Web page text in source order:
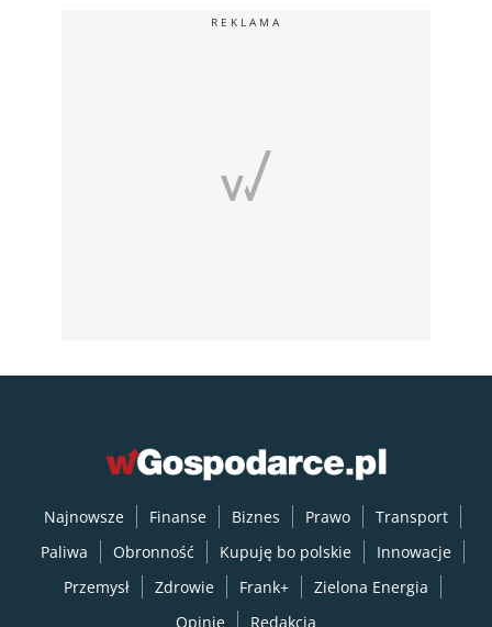
REKLAMA
Najnowsze Finanse Biznes Prawo
Transport
Paliwa
Obronność Kupuję bo polskie
Innowacje
Przemysł
Zdrowie Frank+
Zielona Energia
Opinie
Redakcja